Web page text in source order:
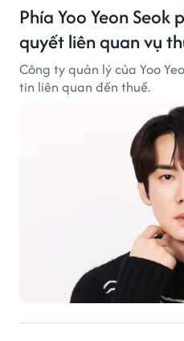
Phía Yoo Yeon Seok
quyết liên quan vụ
Công ty quản lý của Yoo
tin liên quan đến thuế.